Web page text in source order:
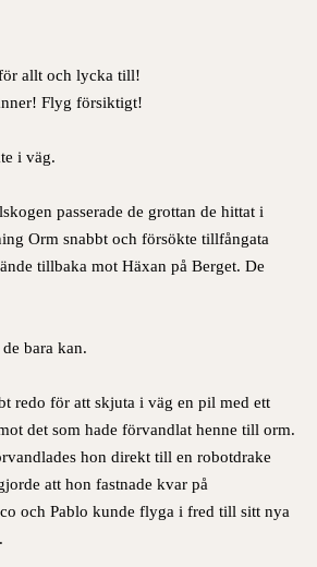
allt och lycka till!
Flyg försiktigt!
i väg.
passerade de grottan de hittat i
Orm snabbt och försökte tillfångata
tillbaka mot Häxan på Berget. De
bara kan.
redo för att skjuta i väg en pil med ett
det som hade förvandlat henne till orm.
hon direkt till en robotdrake
att hon fastnade kvar på
och Pablo kunde flyga i fred till sitt nya